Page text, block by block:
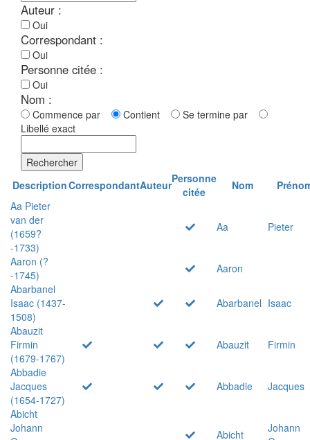
Auteur :
Oui
Correspondant :
Oui
Personne citée :
Oui
Nom :
Commence par Contient
Se termine par
Libellé exact
Rechercher
DescriptionCorrespondantAuteurPersonne
citée
Nom
Aa Pieter
van der
(1659?
-1733)
Aa Pieter
Aaron (?
-1745)
Aaron
Abarbanel
Isaac (1437-
1508)
Abarbanel Isaac
Abauzit
Firmin
(1679-1767)
Abauzit
Firmin
Abbadie
Jacques
(1654-1727)
Abbadie
Jacques
Abicht
Johann
Abicht
Johann